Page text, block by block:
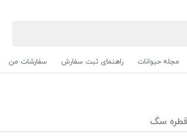
مجله حیوانات راهنمای ثبت سفارش سفارشات من
قطره سگ